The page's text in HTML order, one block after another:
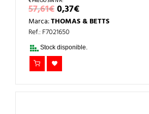
57,61€EL
PRECIO
ORIGINAL
ERA:
57,61€.
0,37€EL
PRECIO
ACTUAL
0,37€.
Marca:THOMAS & BETTS
Ref.: F7021650
Stock disponible.